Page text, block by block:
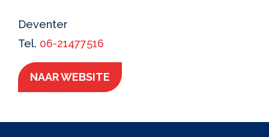
Contact
Deventer
Tel. 06-21477516
NAAR WEBSITE